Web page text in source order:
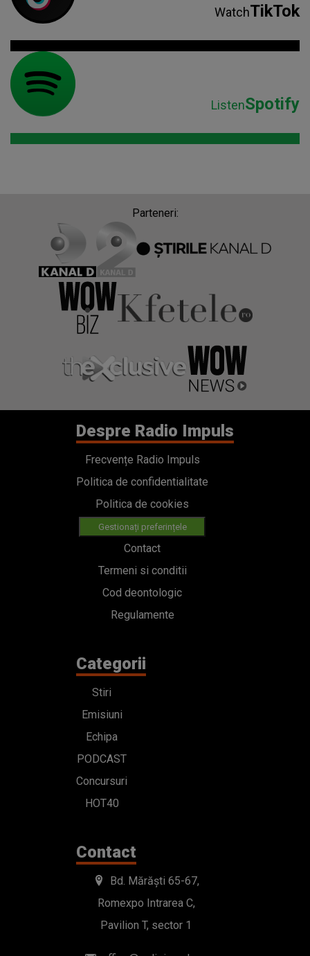
WatchTikTok
ListenSpotify
Parteneri:
Despre Radio Impuls
Frecvențe Radio Impuls
Politica de confidentialitate
Politica de cookies
Gestionați preferințele
Contact
Termeni si conditii
Cod deontologic
Regulamente
Categorii
Stiri
Emisiuni
Echipa
PODCAST
Concursuri
HOT40
Contact
Bd. Mărăști 65-67,
Romexpo Intrarea C,
Pavilion T, sector 1